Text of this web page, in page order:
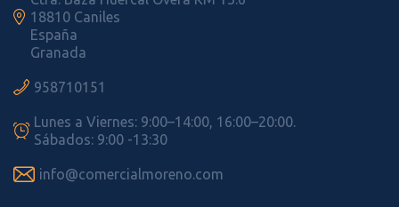
 18810 Caniles
España
Granada
 958710151

Lunes a Viernes: 9:00–14:00, 16:00–20:00.
Sábados: 9:00 -13:30
 info@comercialmoreno.com